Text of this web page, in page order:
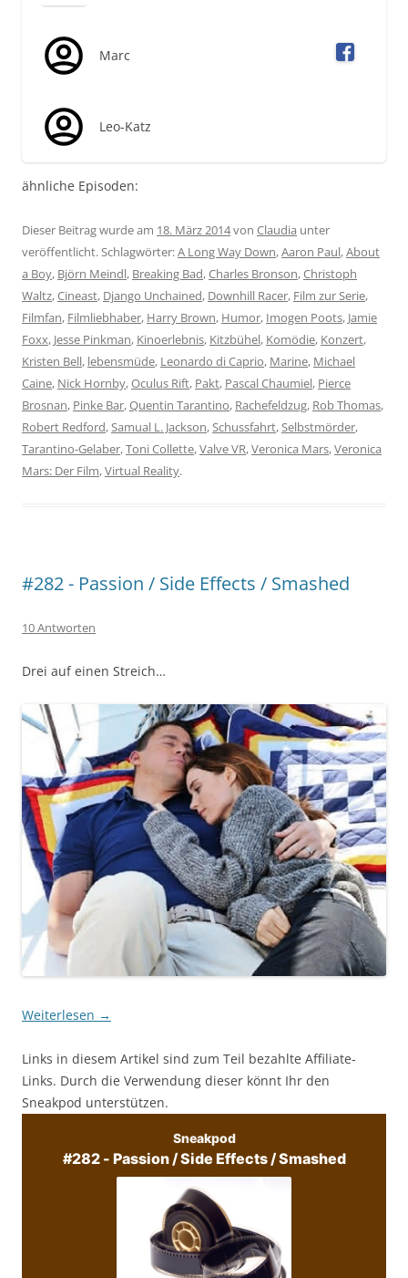
Marc
Leo-Katz
ähnliche Episoden:
Dieser Beitrag wurde am 18. März 2014von Claudia unter
veröffentlicht. Schlagwörter:A Long Way Down,Aaron Paul,About
a Boy, Björn Meindl, Breaking Bad,Charles Bronson,Christoph
Waltz,Cineast, Django Unchained, Downhill Racer, Film zur Serie,
Filmfan, Filmliebhaber, Harry Brown, Humor, Imogen Poots, Jamie
Foxx, Jesse Pinkman, Kinoerlebnis, Kitzbühel, Komödie, Konzert,
Kristen Bell, lebensmüde, Leonardo di Caprio, Marine, Michael
Caine, Nick Hornby,Oculus Rift, Pakt, Pascal Chaumiel, Pierce
Brosnan, Pinke Bar,Quentin Tarantino, Rachefeldzug, Rob Thomas,
Robert Redford,Samual L. Jackson,Schussfahrt,Selbstmörder,
Tarantino-Gelaber,Toni Collette,Valve VR,Veronica Mars,Veronica
Mars: Der Film,Virtual Reality.
#282 - Passion / Side Effects / Smashed
10 Antworten
Drei auf einen Streich…
Weiterlesen →
Links in diesem Artikel sind zum Teil bezahlte Affiliate-
Links. Durch die Verwendung dieser könnt Ihr den
Sneakpod unterstützen.